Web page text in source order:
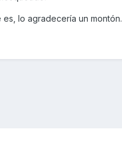
lo agradecería un montón.